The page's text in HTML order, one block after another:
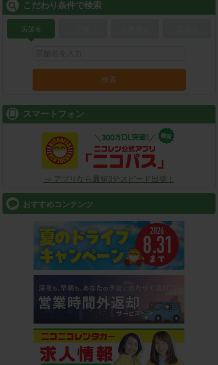
こだわり条件で検索
店舗名
検索
スマートフォン
⇒ アプリなら最短3分スピード出発！
おすすめコンテンツ